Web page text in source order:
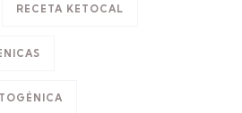
RECETA KETOCAL